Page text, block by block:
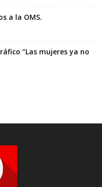
a la OMS.
“Las mujeres ya no